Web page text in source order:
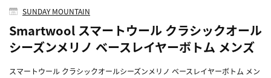
SUNDAY MOUNTAIN
Smartwool スマートウール クラシックオール
シーズンメリノ ベースレイヤーボトム メンズ
スマートウール クラシックオールシーズンメリノ ベースレイヤーボトム メン